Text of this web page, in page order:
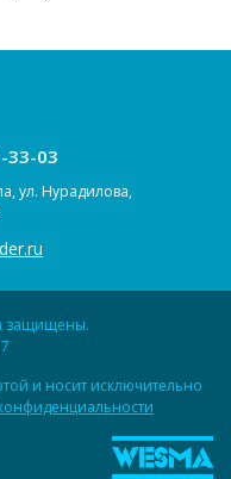
33-03
ул. Нурадилова,
защищены.
и носит исключительно